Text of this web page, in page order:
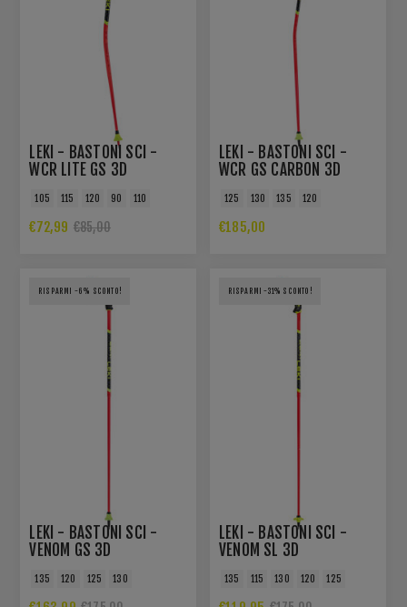
LEKI - BASTONI SCI -
WCR LITE GS 3D
105 115 120 90 110
€72,99 €85,00
LEKI - BASTONI SCI -
WCR GS CARBON 3D
125 130 135 120
€185,00
RISPARMI -6% SCONTO!
LEKI - BASTONI SCI -
VENOM GS 3D
135 120 125 130
RISPARMI -31% SCONTO!
LEKI - BASTONI SCI -
VENOM SL 3D
135 115 130 120 125